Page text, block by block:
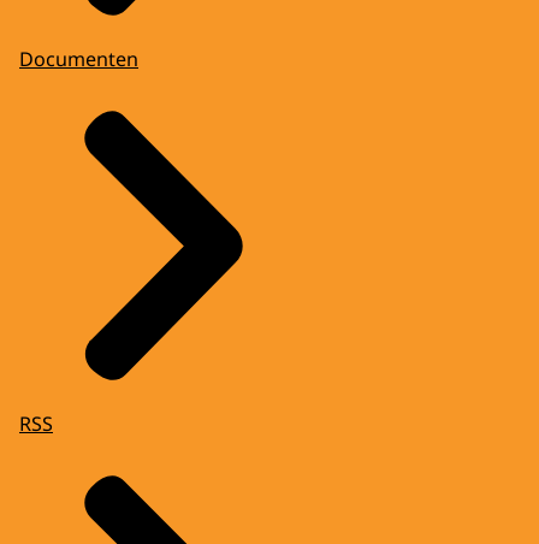
Documenten
RSS